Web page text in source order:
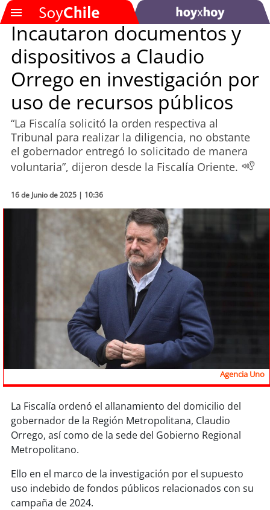
SOYTV
Podcast
Actualidad
Entretención
Economía
Deportes
Tecnología
Sostenibilidad
soy chile
soyiquique
soyantofagasta
soycopiapó
soyvalparaíso
Incautaron documentos y
dispositivos a Claudio
Orrego en investigación por
uso de recursos públicos
“La Fiscalía solicitó la orden respectiva al
Tribunal para realizar la diligencia, no obstante
el gobernador entregó lo solicitado de manera
voluntaria”, dijeron desde la Fiscalía Oriente.
16 de Junio de 2025 | 10:36
Agencia Uno
La Fiscalía ordenó el allanamiento del domicilio del
gobernador de la Región Metropolitana, Claudio
Orrego, así como de la sede del Gobierno Regional
Metropolitano.
Ello en el marco de la investigación por el supuesto
uso indebido de fondos públicos relacionados con su
campaña de 2024.